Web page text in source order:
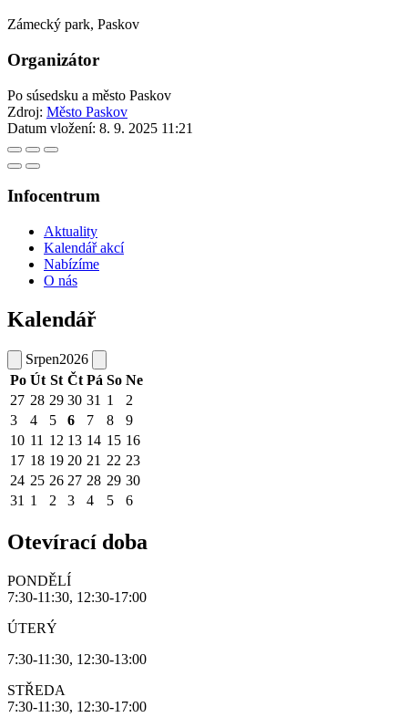
Zámecký park, Paskov
Organizátor
Po súsedsku a město Paskov
Zdroj: Město Paskov
Datum vložení: 8. 9. 2025 11:21
Infocentrum
Aktuality
Kalendář akcí
Nabízíme
O nás
Kalendář
Srpen2026
Po Út St Čt Pá So Ne
27 28 29 30 31 1
2
3
4 5 6 7 8
9
10 11 12 13 14 15 16
17 18 19 20 21 22 23
24 25 26 27 28 29 30
31 1 2 3 4 5 6
Otevírací doba
PONDĚLÍ
7:30-11:30, 12:30-17:00
ÚTERÝ
7:30-11:30, 12:30-13:00
STŘEDA
7:30-11:30, 12:30-17:00